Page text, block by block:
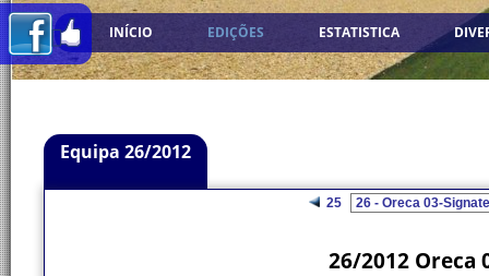
INÍCIO EDIÇÕES ESTATISTICA
Equipa 26/2012
25
26/2012 Oreca